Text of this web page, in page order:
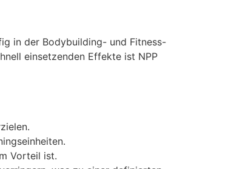
in der Bodybuilding- und Fitness-
einsetzenden Effekte ist NPP
Vorteil ist.